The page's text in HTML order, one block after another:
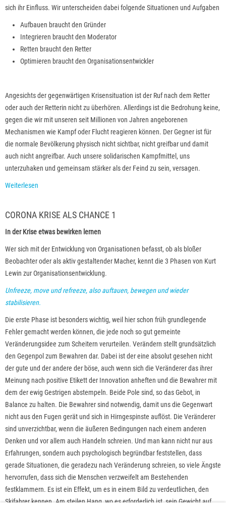
sich ihr Einfluss. Wir unterscheiden dabei folgende Situationen und Aufgaben
Aufbauen braucht den Gründer
Integrieren braucht den Moderator
Retten braucht den Retter
Optimieren braucht den Organisationsentwickler
Angesichts der gegenwärtigen Krisensituation ist der Ruf nach dem Retter
oder auch der Retterin nicht zu überhören. Allerdings ist die Bedrohung keine,
gegen die wir mit unseren seit Millionen von Jahren angeborenen
Mechanismen wie Kampf oder Flucht reagieren können. Der Gegner ist für
die normale Bevölkerung physisch nicht sichtbar, nicht greifbar und damit
auch nicht angreifbar. Auch unsere solidarischen Kampfmittel, uns
unterzuhaken und gemeinsam stärker als der Feind zu sein, versagen.
Weiterlesen
CORONA KRISE ALS CHANCE 1
In der Krise etwas bewirken lernen
Wer sich mit der Entwicklung von Organisationen befasst, ob als bloßer
Beobachter oder als aktiv gestaltender Macher, kennt die 3 Phasen von Kurt
Lewin zur Organisationsentwicklung.
Unfreeze, move und refreeze, also auftauen, bewegen und wieder
stabilisieren.
Die erste Phase ist besonders wichtig, weil hier schon früh grundlegende
Fehler gemacht werden können, die jede noch so gut gemeinte
Veränderungsidee zum Scheitern verurteilen. Verändern stellt grundsätzlich
den Gegenpol zum Bewahren dar. Dabei ist der eine absolut gesehen nicht
der gute und der andere der böse, auch wenn sich die Veränderer das ihrer
Meinung nach positive Etikett der Innovation anheften und die Bewahrer mit
dem der ewig Gestrigen abstempeln. Beide Pole sind, so das Gebot, in
Balance zu halten. Die Bewahrer sind notwendig, damit uns die Gegenwart
nicht aus den Fugen gerät und sich in Hirngespinste auflöst. Die Veränderer
sind unverzichtbar, wenn die äußeren Bedingungen nach einem anderen
Denken und vor allem auch Handeln schreien. Und man kann nicht nur aus
Erfahrungen, sondern auch psychologisch begründbar feststellen, dass
gerade Situationen, die geradezu nach Veränderung schreien, so viele Ängste
hervorrufen, dass sich die Menschen verzweifelt am Bestehenden
festklammern. Es ist ein Effekt, um es in einem Bild zu verdeutlichen, den
Skifahrer kennen. Am steilen Hang, wo es erforderlich ist, sein Gewicht auf